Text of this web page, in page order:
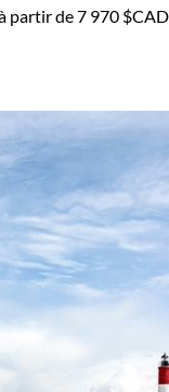
partir de7 970 $CAD